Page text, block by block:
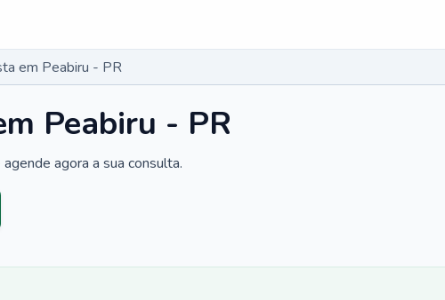
em Peabiru - PR
Peabiru - PR
agora a sua consulta.